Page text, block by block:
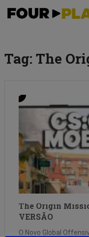
Tag: The
The Origin
VERSÃO
O Novo Global